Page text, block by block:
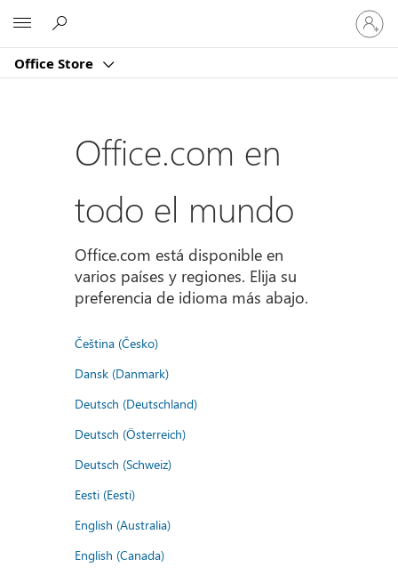
Office Store
Iniciar
sesión
en
cuenta
Office.com en
todo el mundo
Office.com está disponible en
varios países y regiones. Elija su
preferencia de idioma más abajo.
Čeština (Česko)
Dansk (Danmark)
Deutsch (Deutschland)
Deutsch (Österreich)
Deutsch (Schweiz)
Eesti (Eesti)
English (Australia)
English (Canada)